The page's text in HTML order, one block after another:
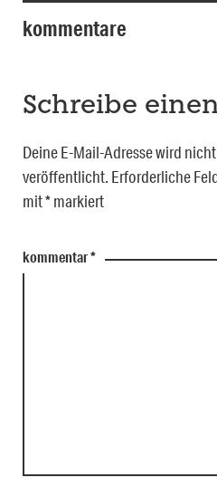
kommentare
Schreibe
Deine E-Mail-Adresse wird nicht
veröffentlicht. Erforderliche
mit*markiert
kommentar*